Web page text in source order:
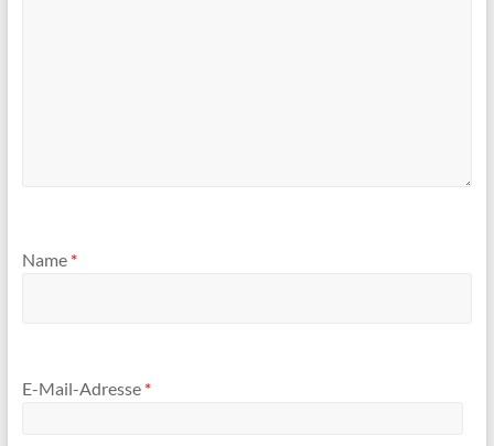
Name *
E-Mail-Adresse *